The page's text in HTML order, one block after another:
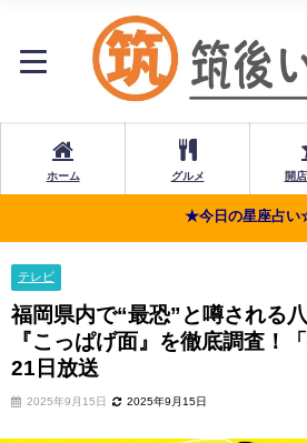
ホーム グルメ 開
★今日の星座占
テレビ
福岡県内で“最恐”と噂される
『こっぱげ面』を徹底調査！
21日放送
2025年9月15日 2025年9月15日